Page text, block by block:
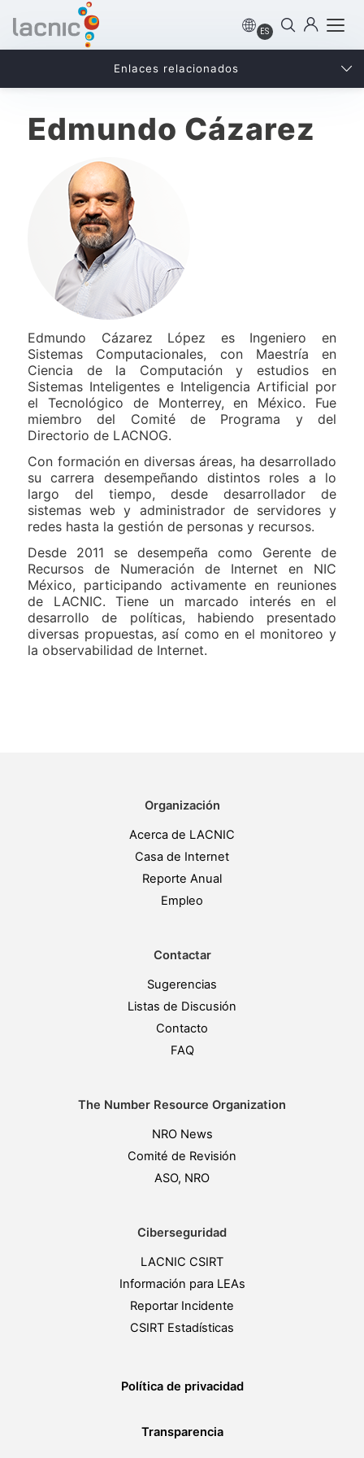
ES
Edmundo Cázarez
Edmundo Cázarez López es Ingeniero en
Sistemas Computacionales, con Maestría en
Ciencia de la Computación y estudios en
Sistemas Inteligentes e Inteligencia Artificial por
el Tecnológico de Monterrey, en México. Fue
miembro del Comité de Programa y del
Directorio de LACNOG.
Con formación en diversas áreas, ha desarrollado
su carrera desempeñando distintos roles a lo
largo del tiempo, desde desarrollador de
sistemas web y administrador de servidores y
redes hasta la gestión de personas y recursos.
Desde 2011 se desempeña como Gerente de
Recursos de Numeración de Internet en NIC
México, participando activamente en reuniones
de LACNIC. Tiene un marcado interés en el
desarrollo de políticas, habiendo presentado
diversas propuestas, así como en el monitoreo y
la observabilidad de Internet.
Enlaces relacionados
Organización
Acerca de LACNIC
Casa de Internet
Reporte Anual
Empleo
Contactar
Sugerencias
Listas de Discusión
Contacto
FAQ
The Number Resource Organization
NRO News
Comité de Revisión
ASO, NRO
Ciberseguridad
LACNIC CSIRT
Información para LEAs
Reportar Incidente
CSIRT Estadísticas
Política de privacidad
Transparencia